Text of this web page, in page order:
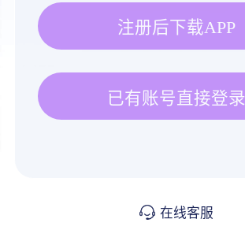
注册后下载APP
已有账号直接登录
在线客服